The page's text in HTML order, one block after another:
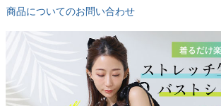
商品についてのお問い合わせ